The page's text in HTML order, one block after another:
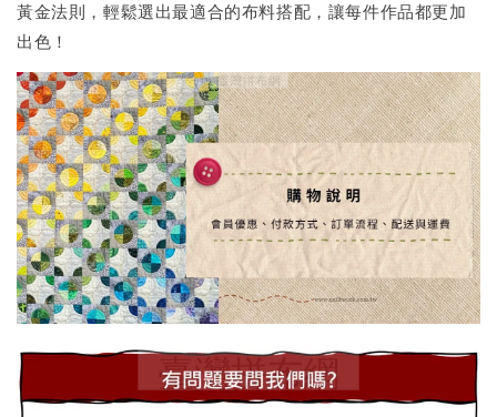
黃金法則，輕鬆選出最適合的布料搭配，讓每件作品都更加
出色！